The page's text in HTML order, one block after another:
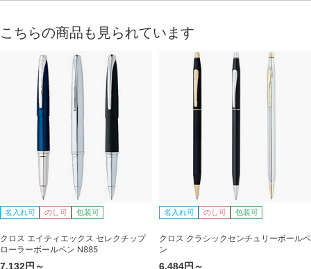
こちらの商品も見られています
名入れ可 のし可 包装可
クロス エイティエックス セレクチップ
ローラーボールペン N885
7,132円～
名入れ可 のし可 包装可
クロス クラシックセンチュリーボールペ
ン
6,484円～